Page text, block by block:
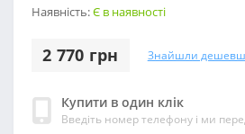
Наявність:Є в наявності
2 770 грн Знайшли
Купити в один клік
Введіть номер телефону і ми